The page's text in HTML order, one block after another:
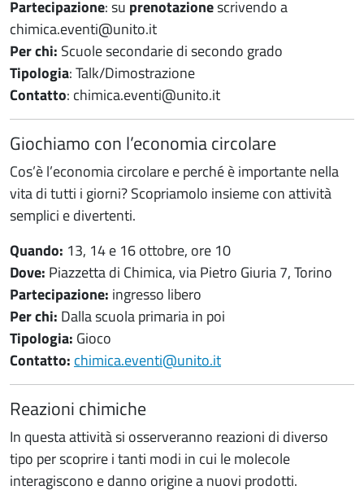
Partecipazione: su prenotazionescrivendo a
chimica.eventi@unito.it
Per chi: Scuole secondarie di secondo grado
Tipologia: Talk/Dimostrazione
Contatto: chimica.eventi@unito.it
Giochiamo con l’economia circolare
Cos’è l’economia circolare e perché è importante nella
vita di tutti i giorni? Scopriamolo insieme con attività
semplici e divertenti.
Quando: 13, 14 e 16 ottobre, ore 10
Dove: Piazzetta di Chimica, via Pietro Giuria 7, Torino
Partecipazione: ingresso libero
Per chi: Dalla scuola primaria in poi
Tipologia: Gioco
Contatto: chimica.eventi@unito.it
Reazioni chimiche
In questa attività si osserveranno reazioni di diverso
tipo per scoprire i tanti modi in cui le molecole
interagiscono e danno origine a nuovi prodotti.